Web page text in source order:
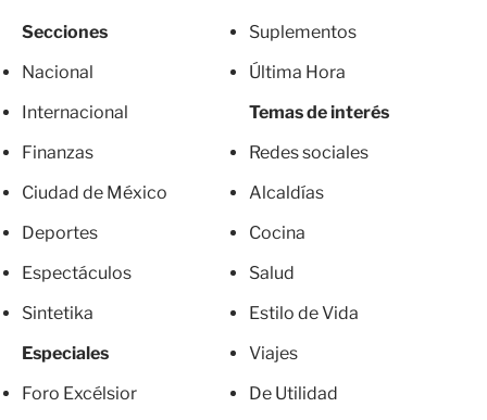
Secciones
Nacional
Internacional
Finanzas
Ciudad de México
Deportes
Espectáculos
Sintetika
Especiales
Foro Excélsior
Suplementos
Última Hora
Temas de interés
Redes sociales
Alcaldías
Cocina
Salud
Estilo de Vida
Viajes
De Utilidad